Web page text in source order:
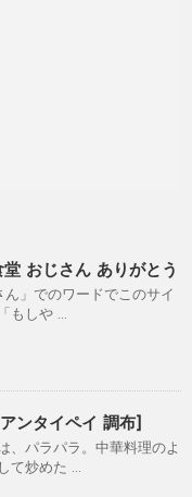
堂 おじさん ありがとう
ん」でのワードでこのサイ
もしや ...
ンタイペイ 調布]
、パラパラ。中華料理のよ
て炒めた ...